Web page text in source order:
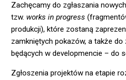
Zachęcamy do zgłaszania
tzw. works in progress
produkcji), które zostaną
zamkniętych pokazów, a także do
będących w developmencie – do
Zgłoszenia projektów na etapie